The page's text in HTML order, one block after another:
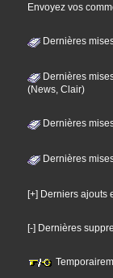
Envoyez vos
Dernières
Dernières
(News, Clair)
Dernières
Dernières
[+] Derniers ajouts
[-] Dernières